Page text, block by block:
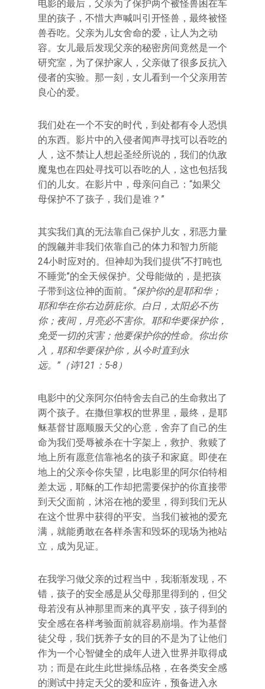
电影的最后，父亲为了保护两个被怪兽困在车
里的孩子，不惜大声喊叫引开怪兽，最终被怪
兽吞吃。父亲为儿女舍命的爱，让人为之动
容。女儿最后发现父亲的秘密房间竟然是一个
研究室，为了保护家人，父亲做了很多反抗入
侵者的实验。那一刻，女儿看到一个父亲用苦
良心的爱。
我们处在一个不安的时代，到处都有令人恐惧
的东西。影片中的入侵者闻声寻找可以吞吃的
人，这不禁让人想起圣经所说的，我们的仇敌
魔鬼也在四处寻找可以吞吃的人，这也包括我
们的儿女。在影片中，母亲问自己：“如果父
母保护不了孩子，我们是谁？”
其实我们真的无法靠自己保护儿女，邪恶力量
的觊觎并非我们依靠自己的体力和智力所能
24小时应对的。但神却为我们提供“不打盹也
不睡觉”的全天候保护。父母能做的，是把孩
子带到这位神的面前。 “保护你的是耶和华；
耶和华在你右边荫庇你。白日，太阳必不伤
你；夜间，月亮必不害你。耶和华要保护你，
免受一切的灾害；他要保护你的性命。你出你
入，耶和华要保护你，从今时直到永
远。”（诗121：5-8）
电影中的父亲阿尔伯特舍去自己的生命救出了
两个孩子。在撒但掌权的世界里，最终，是耶
稣基督甘愿顺服天父的心意，舍弃了自己的生
命为我们受辱被杀在十字架上，救护、救赎了
地上所有愿意信靠祂名的孩子和家庭。即使在
地上的父亲令你失望，比电影里的阿尔伯特相
差太远，耶稣的工作却把需要保护的你直接带
到天父面前，沐浴在祂的爱里，得到我们无从
在这个世界中获得的平安。当我们被祂的爱充
满，就能勇敢在各样杀害和毁坏的现场为祂站
立，成为见证。
在我学习做父亲的过程当中，我渐渐发现，不
错，孩子的安全感是从父母那里得到的，但父
母若没有从神那里而来的真平安，孩子得到的
安全感在各样考验面前就容易崩塌。作为基督
徒父母，我们抚养子女的目的不是为了让他们
作为一个心智健全的成年人进入世界并取得成
功；而是在此生此世操练品格，在各类安全感
的测试中持定天父的爱和应许，预备进入永